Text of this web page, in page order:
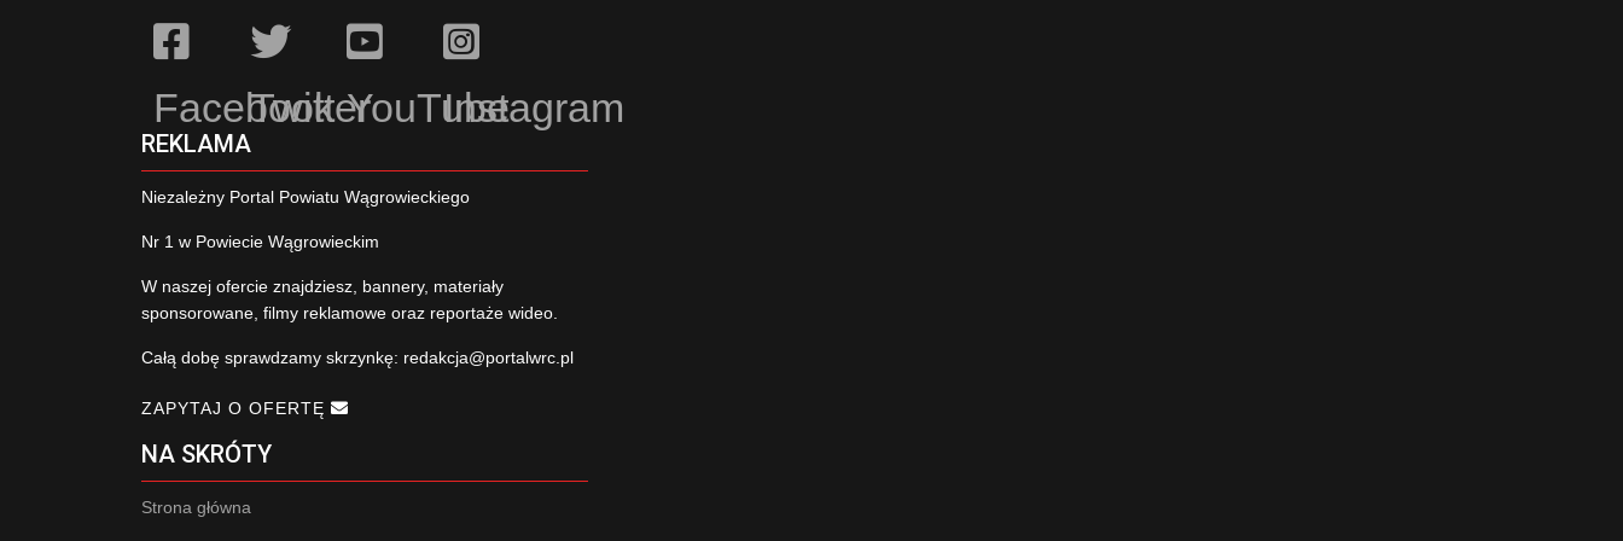
Facebook
TwitterYouTubeInstagram
REKLAMA
Niezależny Portal Powiatu Wągrowieckiego
Nr 1 w Powiecie Wągrowieckim
W naszej ofercie znajdziesz, bannery, materiały
sponsorowane, filmy reklamowe oraz reportaże wideo.
Całą dobę sprawdzamy skrzynkę: redakcja@portalwrc.pl
ZAPYTAJ O OFERTĘ
NA SKRÓTY
Strona główna